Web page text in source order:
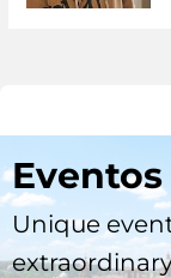
Unique